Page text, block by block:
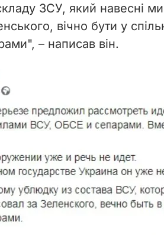
o
ЗСУ, який навесні
вічно бути у
– написав він.